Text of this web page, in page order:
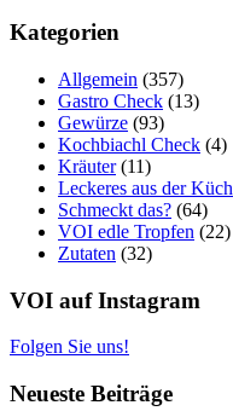
Kategorien
Allgemein (357)
Gastro Check (13)
Gewürze (93)
Kochbiachl Check (4)
Kräuter(11)
Leckeres aus der Küch
Schmeckt das? (64)
VOI edle Tropfen (22)
Zutaten (32)
VOI auf Instagram
Folgen Sie uns!
Neueste Beiträge